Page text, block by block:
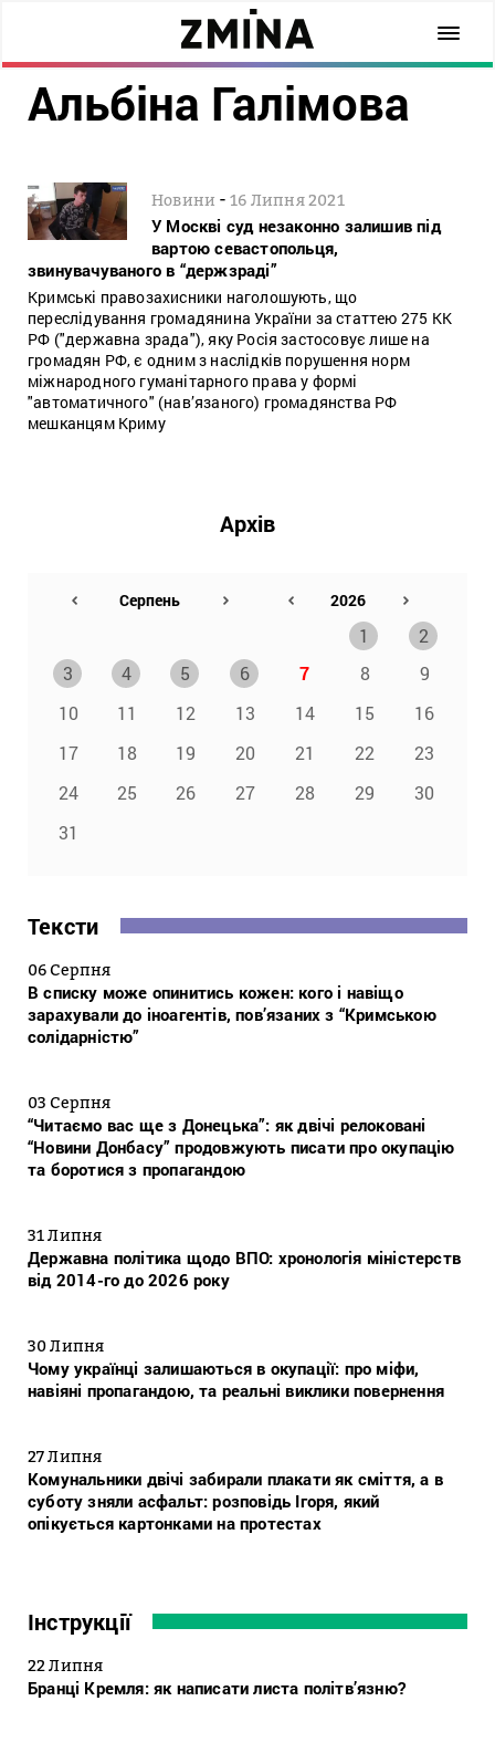
Альбіна Галімова
Новини -16 Липня 2021
У Москві суд незаконно залишив під
вартою севастопольця,
звинувачуваного в “держзраді”
Кримські правозахисники наголошують, що
переслідування громадянина України за статтею 275 КК
РФ ("державна зрада"), яку Росія застосовує лише на
громадян РФ, є одним з наслідків порушення норм
міжнародного гуманітарного права у формі
"автоматичного" (нав’язаного) громадянства РФ
мешканцям Криму
Архів
1
2
3
4 5 6 7 8
9
10
11 12 13 14 15
16
17
18 19 20 21 22
23
24
25 26 27 28 29
30
31
Тексти
06 Серпня
В списку може опинитись кожен: кого і навіщо
зарахували до іноагентів, пов’язаних з “Кримською
солідарністю”
03 Серпня
“Читаємо вас ще з Донецька”: як двічі релоковані
“Новини Донбасу” продовжують писати про окупацію
та боротися з пропагандою
31 Липня
Державна політика щодо ВПО: хронологія міністерств
від 2014-го до 2026 року
30 Липня
Чому українці залишаються в окупації: про міфи,
навіяні пропагандою, та реальні виклики повернення
27 Липня
Комунальники двічі забирали плакати як сміття, а в
суботу зняли асфальт: розповідь Ігоря, який
опікується картонками на протестах
Інструкції
22 Липня
Бранці Кремля: як написати листа політв’язню?